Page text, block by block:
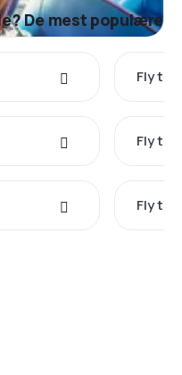
De mest populære
Fly til
Fly til
Fly til